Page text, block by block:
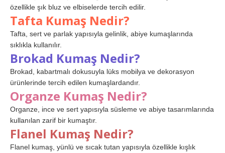
özellikle şık bluz ve elbiselerde tercih edilir.
Tafta Kumaş Nedir?
Tafta, sert ve parlak yapısıyla gelinlik, abiye kumaşlarında
sıklıkla kullanılır.
Brokad Kumaş Nedir?
Brokad, kabartmalı dokusuyla lüks mobilya ve dekorasyon
ürünlerinde tercih edilen kumaşlardandır.
Organze Kumaş Nedir?
Organze, ince ve sert yapısıyla süsleme ve abiye tasarımlarında
kullanılan zarif bir kumaştır.
Flanel Kumaş Nedir?
Flanel kumaş, yünlü ve sıcak tutan yapısıyla özellikle kışlık